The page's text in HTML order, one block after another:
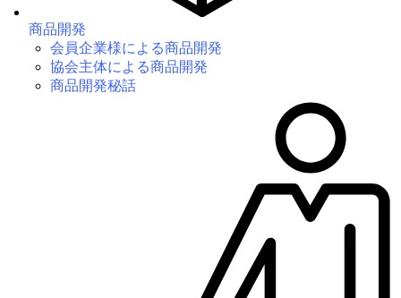
商品開発
会員企業様による商品開発
協会主体による商品開発
商品開発秘話